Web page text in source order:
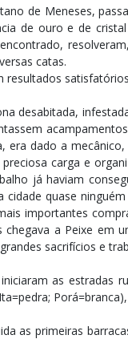
de Meneses,
de ouro e de
catas.
resultados
desabitada,
era dado a
carga e
já haviam
quase
importantes
a Peixe em
sacrifícios e
as estradas
as primeiras